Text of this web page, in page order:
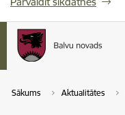
Sākums Aktualitātes